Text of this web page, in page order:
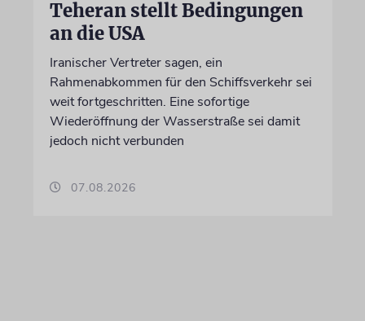
Teheran stellt Bedingungen
an die USA
Iranischer Vertreter sagen, ein
Rahmenabkommen für den Schiffsverkehr sei
weit fortgeschritten. Eine sofortige
Wiederöffnung der Wasserstraße sei damit
jedoch nicht verbunden
07.08.2026